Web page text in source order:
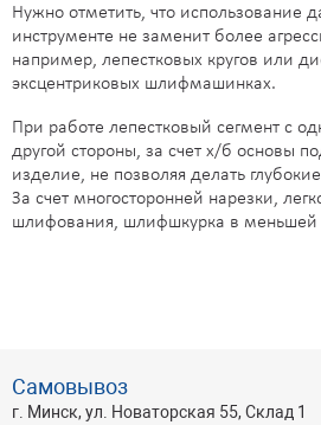
Нужно отметить, что использование
инструменте не заменит более
например, лепестковых кругов или
эксцентриковых шлифмашинках.
При работе лепестковый сегмент с
другой стороны, за счет х/б основы
изделие, не позволяя делать
За счет многосторонней нарезки,
шлифования, шлифшкурка в меньшей
Самовывоз
г. Минск, ул. Новаторская 55, Склад 1